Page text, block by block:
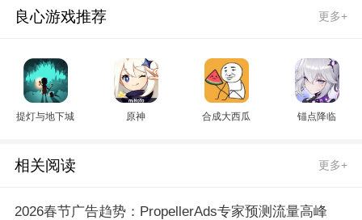
良心游戏推荐 更多+
提灯与地下城 原神 合成大西瓜 锚点降临
相关阅读 更多+
2026春节广告趋势：PropellerAds专家预测流量高峰